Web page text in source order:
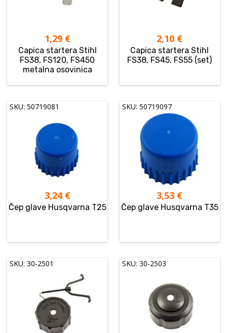
1,29 €
Capica startera Stihl
FS38, FS120, FS450
metalna osovinica
2,10 €
Capica startera Stihl
FS38, FS45, FS55 (set)
SKU: 50719081
3,24 €
Čep glave Husqvarna T25
SKU: 50719097
3,53 €
Čep glave Husqvarna T35
SKU: 30-2501 SKU: 30-2503